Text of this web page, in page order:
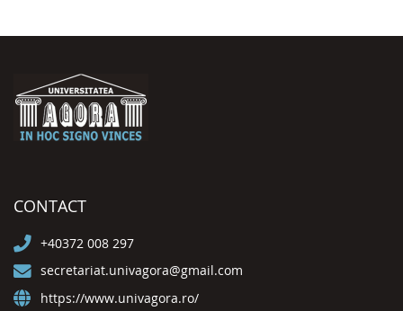
CONTACT
+40372 008 297
secretariat.univagora@gmail.com
https://www.univagora.ro/